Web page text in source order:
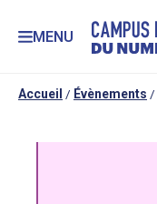
MENU
Accueil / Évènements /